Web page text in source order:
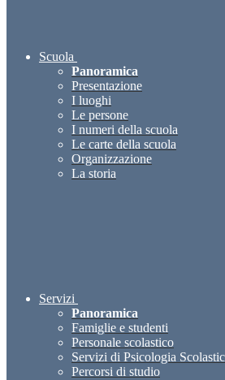
Scuola
Panoramica
Presentazione
I luoghi
Le persone
I numeri della scuola
Le carte della scuola
Organizzazione
La storia
Servizi
Panoramica
Famiglie e studenti
Personale scolastico
Servizi di Psicologia
Percorsi di studio